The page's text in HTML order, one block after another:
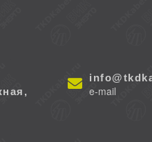
e-mail